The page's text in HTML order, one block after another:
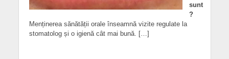
sunt
?
Menținerea sănătății orale înseamnă vizite regulate la
stomatolog și o igienă cât mai bună. […]